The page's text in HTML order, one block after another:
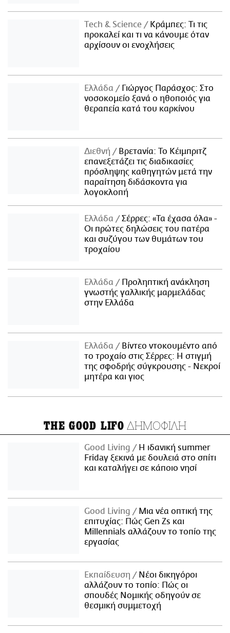
Τech & Science
Κράμπες: Τι τις
προκαλεί και τι να κάνουμε όταν
αρχίσουν οι ενοχλήσεις
Ελλάδα
Γιώργος Παράσχος: Στο
νοσοκομείο ξανά ο ηθοποιός για
θεραπεία κατά του καρκίνου
Διεθνή
Βρετανία: Το Κέιμπριτζ
επανεξετάζει τις διαδικασίες
πρόσληψης καθηγητών μετά την
παραίτηση διδάσκοντα για
λογοκλοπή
Ελλάδα
Σέρρες: «Τα έχασα όλα» -
Οι πρώτες δηλώσεις του πατέρα
και συζύγου των θυμάτων του
τροχαίου
Ελλάδα
Προληπτική ανάκληση
γνωστής γαλλικής μαρμελάδας
στην Ελλάδα
Ελλάδα
Βίντεο ντοκουμέντο από
το τροχαίο στις Σέρρες: Η στιγμή
της σφοδρής σύγκρουσης - Νεκροί
μητέρα και γιος
THE GOOD LIFO ΔΗΜΟΦΙΛΗ
Good Living
Η ιδανική summer
Friday ξεκινά με δουλειά στο σπίτι
και καταλήγει σε κάποιο νησί
Good Living
Μια νέα οπτική της
επιτυχίας: Πώς Gen Zs και
Millennials αλλάζουν το τοπίο της
εργασίας
Εκπαίδευση
Νέοι δικηγόροι
αλλάζουν το τοπίο: Πώς οι
σπουδές Νομικής οδηγούν σε
θεσμική συμμετοχή